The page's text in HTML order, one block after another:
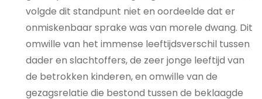
volgde dit standpunt niet en oordeelde dat er
onmiskenbaar sprake was van morele dwang. Dit
omwille van het immense leeftijdsverschil tussen
dader en slachtoffers, de zeer jonge leeftijd van
de betrokken kinderen, en omwille van de
gezagsrelatie die bestond tussen de beklaagde